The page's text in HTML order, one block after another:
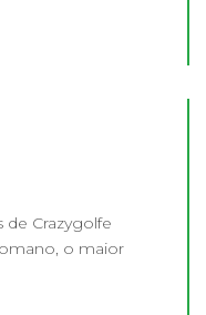
de Crazygolfe
o maior